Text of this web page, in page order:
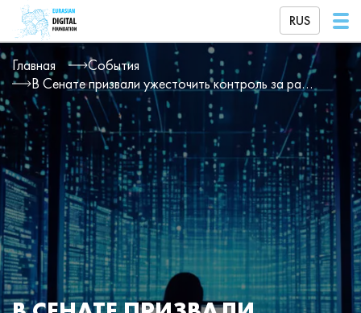
RUS
Главная
События
В Сенате призвали ужесточить контроль за работой операторов персональных данных